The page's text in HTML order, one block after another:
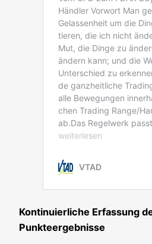
Kon­ti­nu­ier­li­che Erfas­sung
Punkteergebnisse